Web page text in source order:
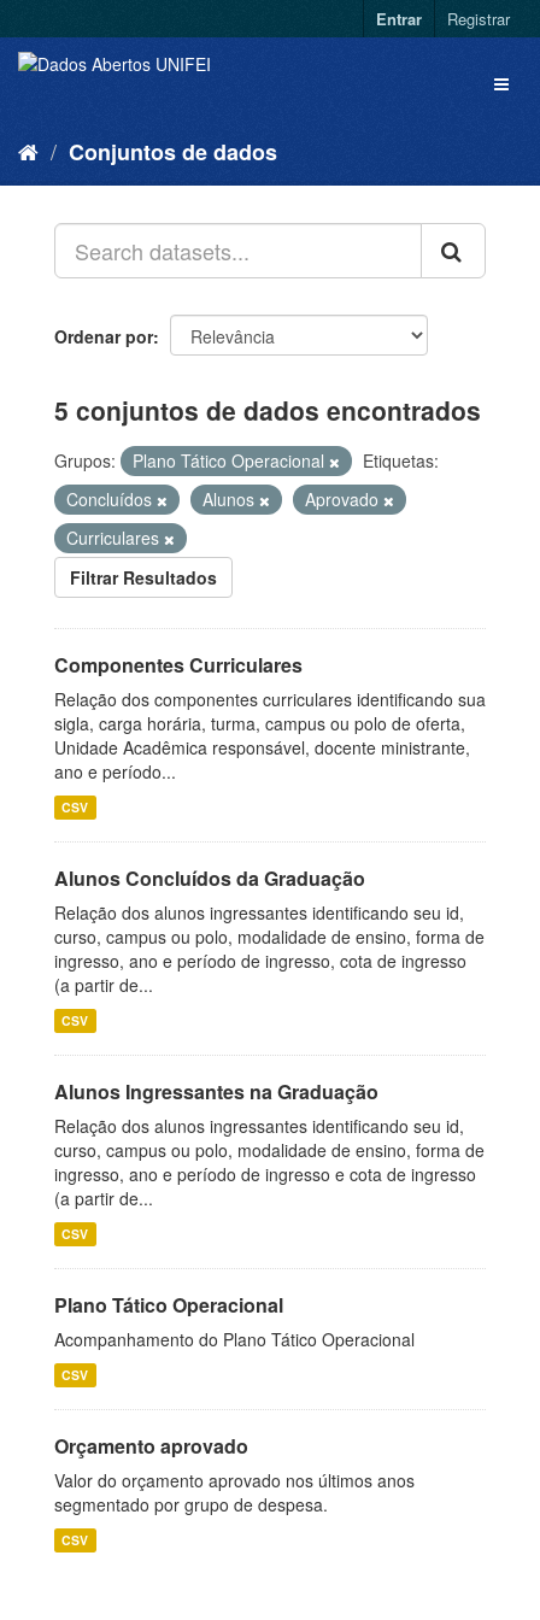
Entrar Registrar
Conjuntos de dados
Ordenar por
5 conjuntos de dados encontrados
Grupos: Plano Tático Operacional
Etiquetas:
Concluídos
Alunos
Aprovado
Curriculares
Filtrar Resultados
Componentes Curriculares
Relação dos componentes curriculares identificando sua
sigla, carga horária, turma, campus ou polo de oferta,
Unidade Acadêmica responsável, docente ministrante,
ano e período...
CSV
Alunos Concluídos da Graduação
Relação dos alunos ingressantes identificando seu id,
curso, campus ou polo, modalidade de ensino, forma de
ingresso, ano e período de ingresso, cota de ingresso
(a partir de...
CSV
Alunos Ingressantes na Graduação
Relação dos alunos ingressantes identificando seu id,
curso, campus ou polo, modalidade de ensino, forma de
ingresso, ano e período de ingresso e cota de ingresso
(a partir de...
CSV
Plano Tático Operacional
Acompanhamento do Plano Tático Operacional
CSV
Orçamento aprovado
Valor do orçamento aprovado nos últimos anos
segmentado por grupo de despesa.
CSV